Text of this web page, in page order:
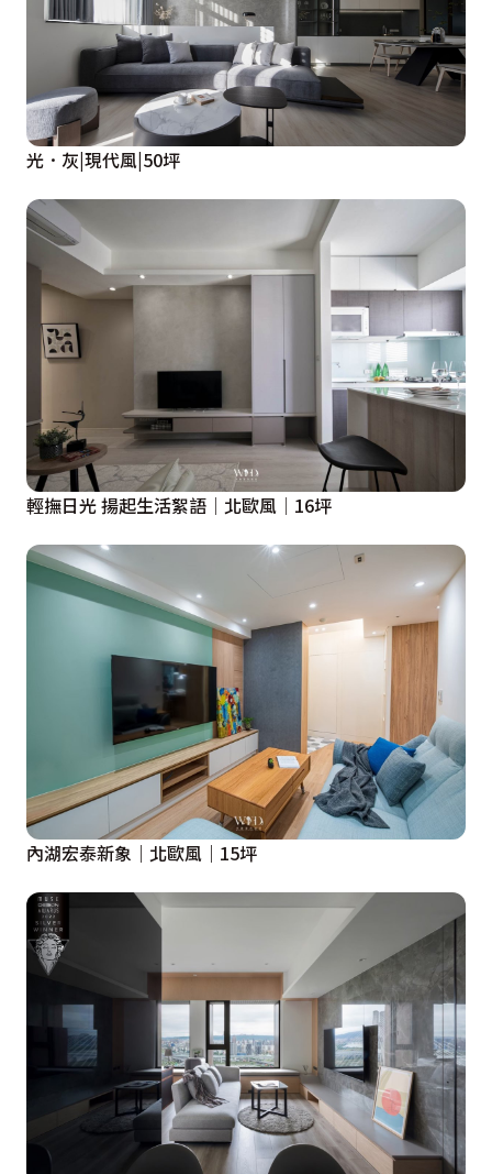
光．灰|現代風|50坪
輕撫日光 揚起生活絮語│北歐風│16坪
內湖宏泰新象｜北歐風｜15坪